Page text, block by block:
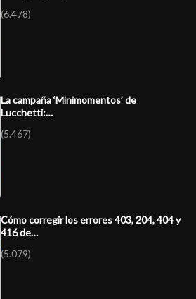
(6.478)
La campaña ‘Minimomentos’ de
Lucchetti:…
(5.467)
Cómo corregir los errores 403, 204, 404 y
416 de…
(5.079)